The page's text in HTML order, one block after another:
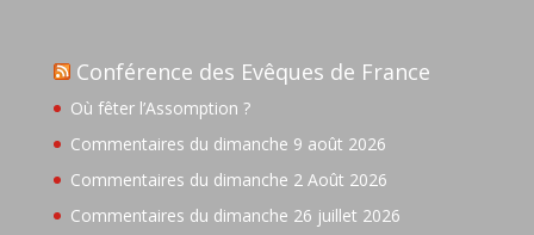
Conférence des Evêques de France
Où fêter l’Assomption ?
Commentaires du dimanche 9 août 2026
Commentaires du dimanche 2 Août 2026
Commentaires du dimanche 26 juillet 2026